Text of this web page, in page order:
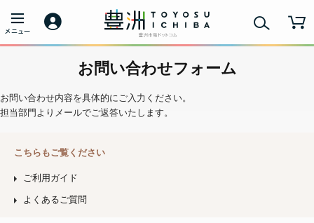
お問い合わせフォーム
お問い合わせ内容を具体的にご入力ください。
担当部門よりメールでご返答いたします。
こちらもご覧ください
ご利用ガイド
よくあるご質問